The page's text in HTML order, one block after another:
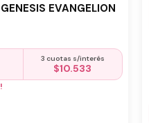
EVANGELION
3 cuotas s/interés
$10.533